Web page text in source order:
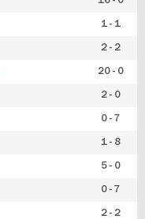
1 - 1
2 - 2
20 - 0
2 - 0
0 - 7
1 - 8
5 - 0
0 - 7
2 - 2